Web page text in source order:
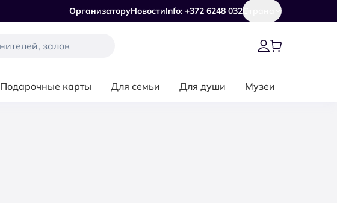
ОрганизаторуНовостиInfo: +372 6248 032Страна
Подарочные карты Для семьи Для души Музеи